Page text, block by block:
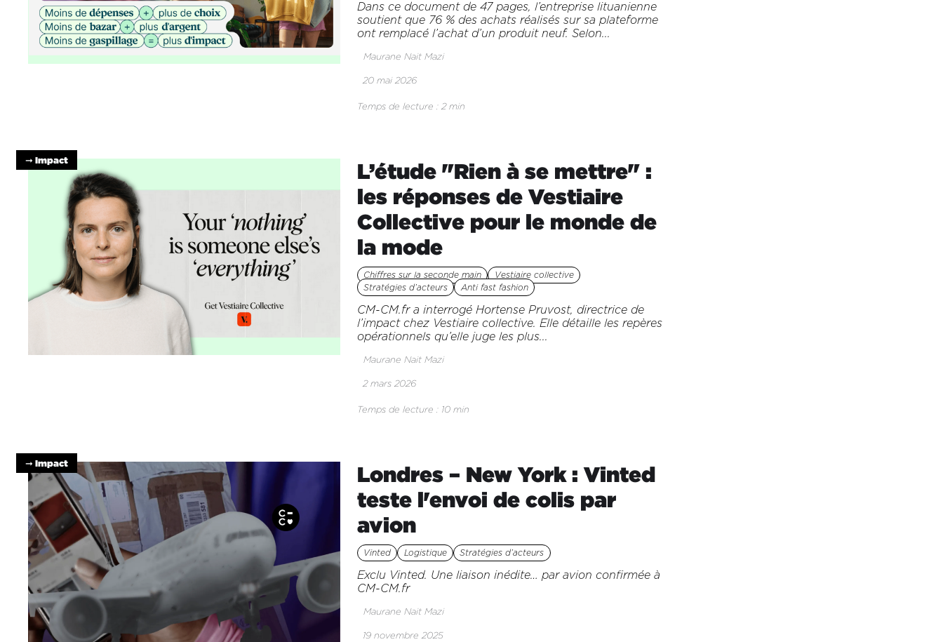
Dans ce document de 47 pages, l’entreprise lituanienne
soutient que 76 % des achats réalisés sur sa plateforme
ont remplacé l’achat d’un produit neuf. Selon...
Maurane Nait Mazi
20 mai 2026
Temps de lecture : 2 min
➞ Impact
L’étude "Rien à se mettre" :
les réponses de Vestiaire
Collective pour le monde de
la mode
Chiffres sur la seconde main
Vestiaire collective
Stratégies d’acteurs
Anti fast fashion
CM-CM.fr a interrogé Hortense Pruvost, directrice de
l’impact chez Vestiaire collective. Elle détaille les repères
opérationnels qu’elle juge les plus...
Maurane Nait Mazi
2 mars 2026
Temps de lecture : 10 min
➞ Impact
Londres – New York : Vinted
teste l'envoi de colis par
avion
Vinted Logistique Stratégies d’acteurs
Exclu Vinted. Une liaison inédite… par avion confirmée à
CM-CM.fr
Maurane Nait Mazi
19 novembre 2025